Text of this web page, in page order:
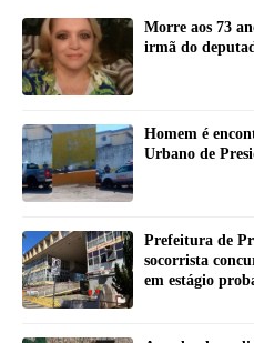
Morre aos 73
irmã do
Homem é
Urbano de
Prefeitura de
socorrista
em estágio